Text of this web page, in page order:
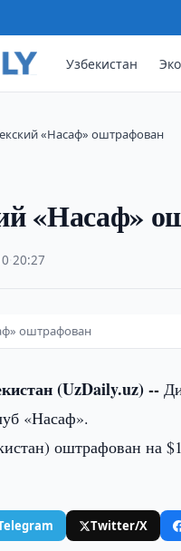
Узбекистан
«Насаф» оштрафован
«Насаф»
·20:27
оштрафован
(UzDaily.uz) --
«Насаф».
оштрафован на
Twitter/X